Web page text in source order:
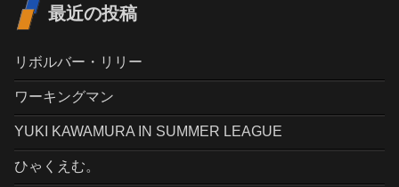
最近の投稿
リボルバー・リリー
ワーキングマン
YUKI KAWAMURA IN SUMMER LEAGUE
ひゃくえむ。